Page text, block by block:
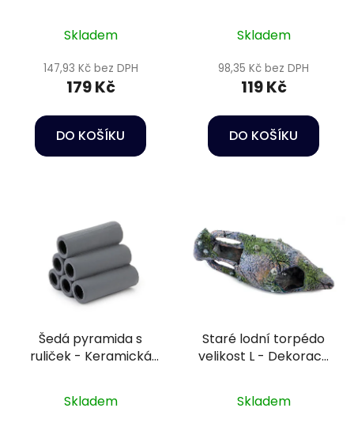
Skladem
147,93 Kč bez DPH
179 Kč
DO KOŠÍKU
Skladem
98,35 Kč bez DPH
119 Kč
DO KOŠÍKU
Šedá pyramida s
ruliček - Keramická
Skladem
Staré lodní torpédo
velikost L - Dekorace
Skladem